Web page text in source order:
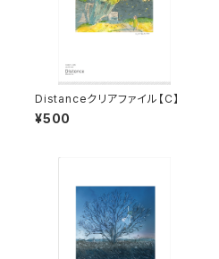
Distanceクリアファイル【C】
¥500